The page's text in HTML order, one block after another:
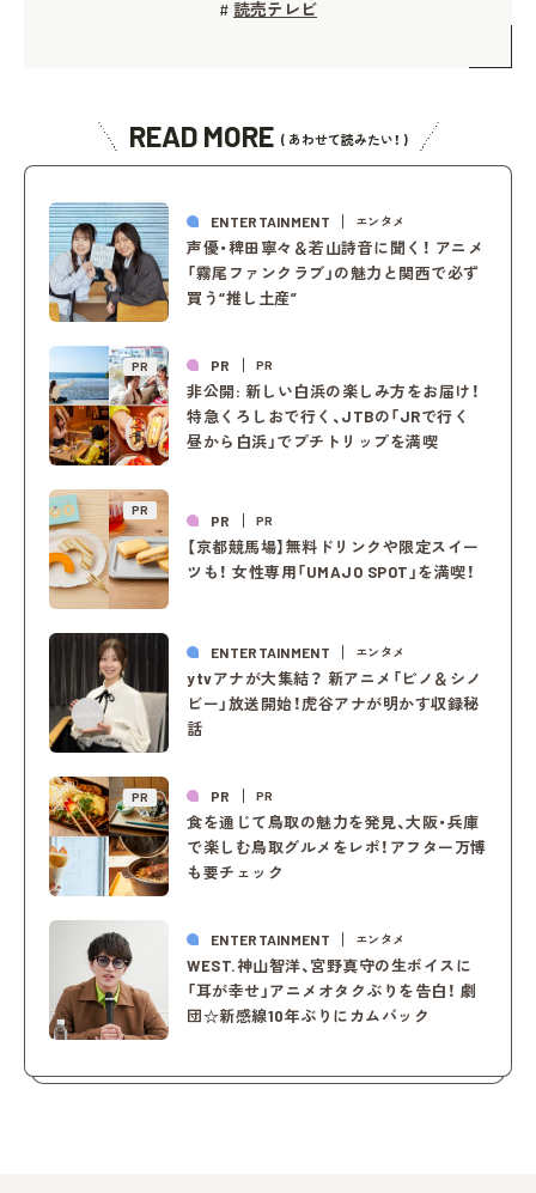
# 読売テレビ
READ MORE ( あわせて読みたい！ )
ENTERTAINMENT エンタメ
声優・稗田寧々＆若山詩音に聞く！ アニメ
「霧尾ファンクラブ」の魅力と関西で必ず
買う“推し土産”
PR PR PR
非公開: 新しい白浜の楽しみ方をお届け！
特急くろしおで行く、JTBの「JRで行く
昼から白浜」でプチトリップを満喫
PR
PR PR
【京都競馬場】無料ドリンクや限定スイー
ツも！ 女性専用「UMAJO SPOT」を満喫！
ENTERTAINMENT エンタメ
ytvアナが大集結？ 新アニメ「ピノ＆シノ
ビー」放送開始！虎谷アナが明かす収録秘
話
PR PR PR
食を通じて鳥取の魅力を発見、大阪・兵庫
で楽しむ鳥取グルメをレポ！アフター万博
も要チェック
ENTERTAINMENT エンタメ
WEST.神山智洋、宮野真守の生ボイスに
「耳が幸せ」アニメオタクぶりを告白！ 劇
団☆新感線10年ぶりにカムバック